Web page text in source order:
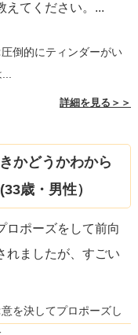
てください。 ...
圧倒的にティンダーがい
詳細を見る＞＞
かどうかわから
歳・男性）
ロポーズをして前向
れましたが、すごい
意を決してプロポーズし